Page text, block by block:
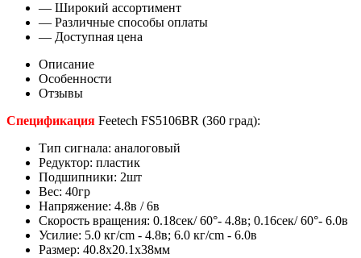
— Широкий ассортимент
— Различные способы оплаты
— Доступная цена
Описание
Особенности
Отзывы
Спецификация Feetech FS5106BR (360 град):
Тип сигнала: аналоговый
Редуктор: пластик
Подшипники: 2шт
Вес: 40гр
Напряжение: 4.8в / 6в
Скорость вращения: 0.18сек/ 60°- 4.8в; 0.16cек/ 60°- 6.0в
Усилие: 5.0 кг/cm - 4.8в; 6.0 кг/cm - 6.0в
Размер: 40.8х20.1х38мм